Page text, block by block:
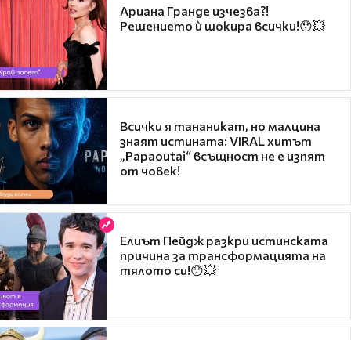
Ариана Гранде изчезва?!
Решението ѝ шокира всички!😯💥
Всички я тананикат, но малцина
знаят истината: VIRAL хитът
„Papaoutai“ всъщност не е изпят
от човек!
Елиът Пейдж разкри истинската
причина за трансформацията на
тялото си!😯💥